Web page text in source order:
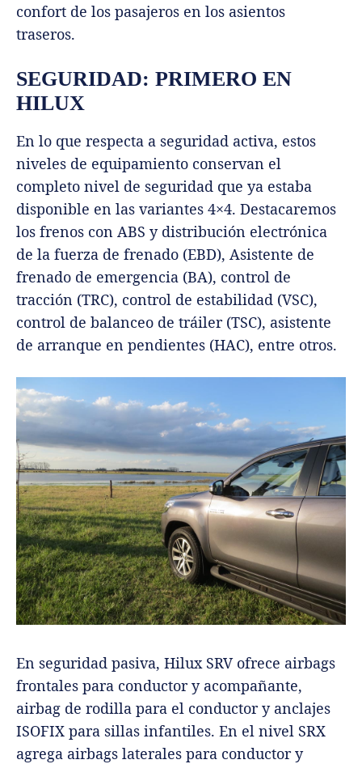
confort de los pasajeros en los asientos
traseros.
SEGURIDAD: PRIMERO EN
HILUX
En lo que respecta a seguridad activa, estos
niveles de equipamiento conservan el
completo nivel de seguridad que ya estaba
disponible en las variantes 4×4. Destacaremos
los frenos con ABS y distribución electrónica
de la fuerza de frenado (EBD), Asistente de
frenado de emergencia (BA), control de
tracción (TRC), control de estabilidad (VSC),
control de balanceo de tráiler (TSC), asistente
de arranque en pendientes (HAC), entre otros.
En seguridad pasiva, Hilux SRV ofrece airbags
frontales para conductor y acompañante,
airbag de rodilla para el conductor y anclajes
ISOFIX para sillas infantiles. En el nivel SRX
agrega airbags laterales para conductor y